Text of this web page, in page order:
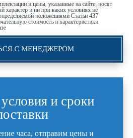
и цены, указанные на сайте, носят
характер и ни при каких условиях не
положениями Статьи 437
стоимость и характеристики
С МЕНЕДЖЕРОМ
условия и сроки
часа, отправим цены и